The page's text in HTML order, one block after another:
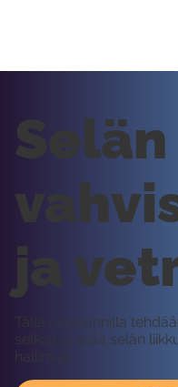
Selän
ja
Tällä oppitunnilla
selkää ja lisää selän
hallintaa.